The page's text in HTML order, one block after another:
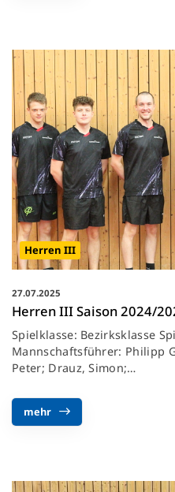
Herren III
27.07.2025
Herren III Saison 2024/
Spielklasse: Bezirksklasse
Mannschaftsführer: Philipp
Peter; Drauz, Simon;…
mehr